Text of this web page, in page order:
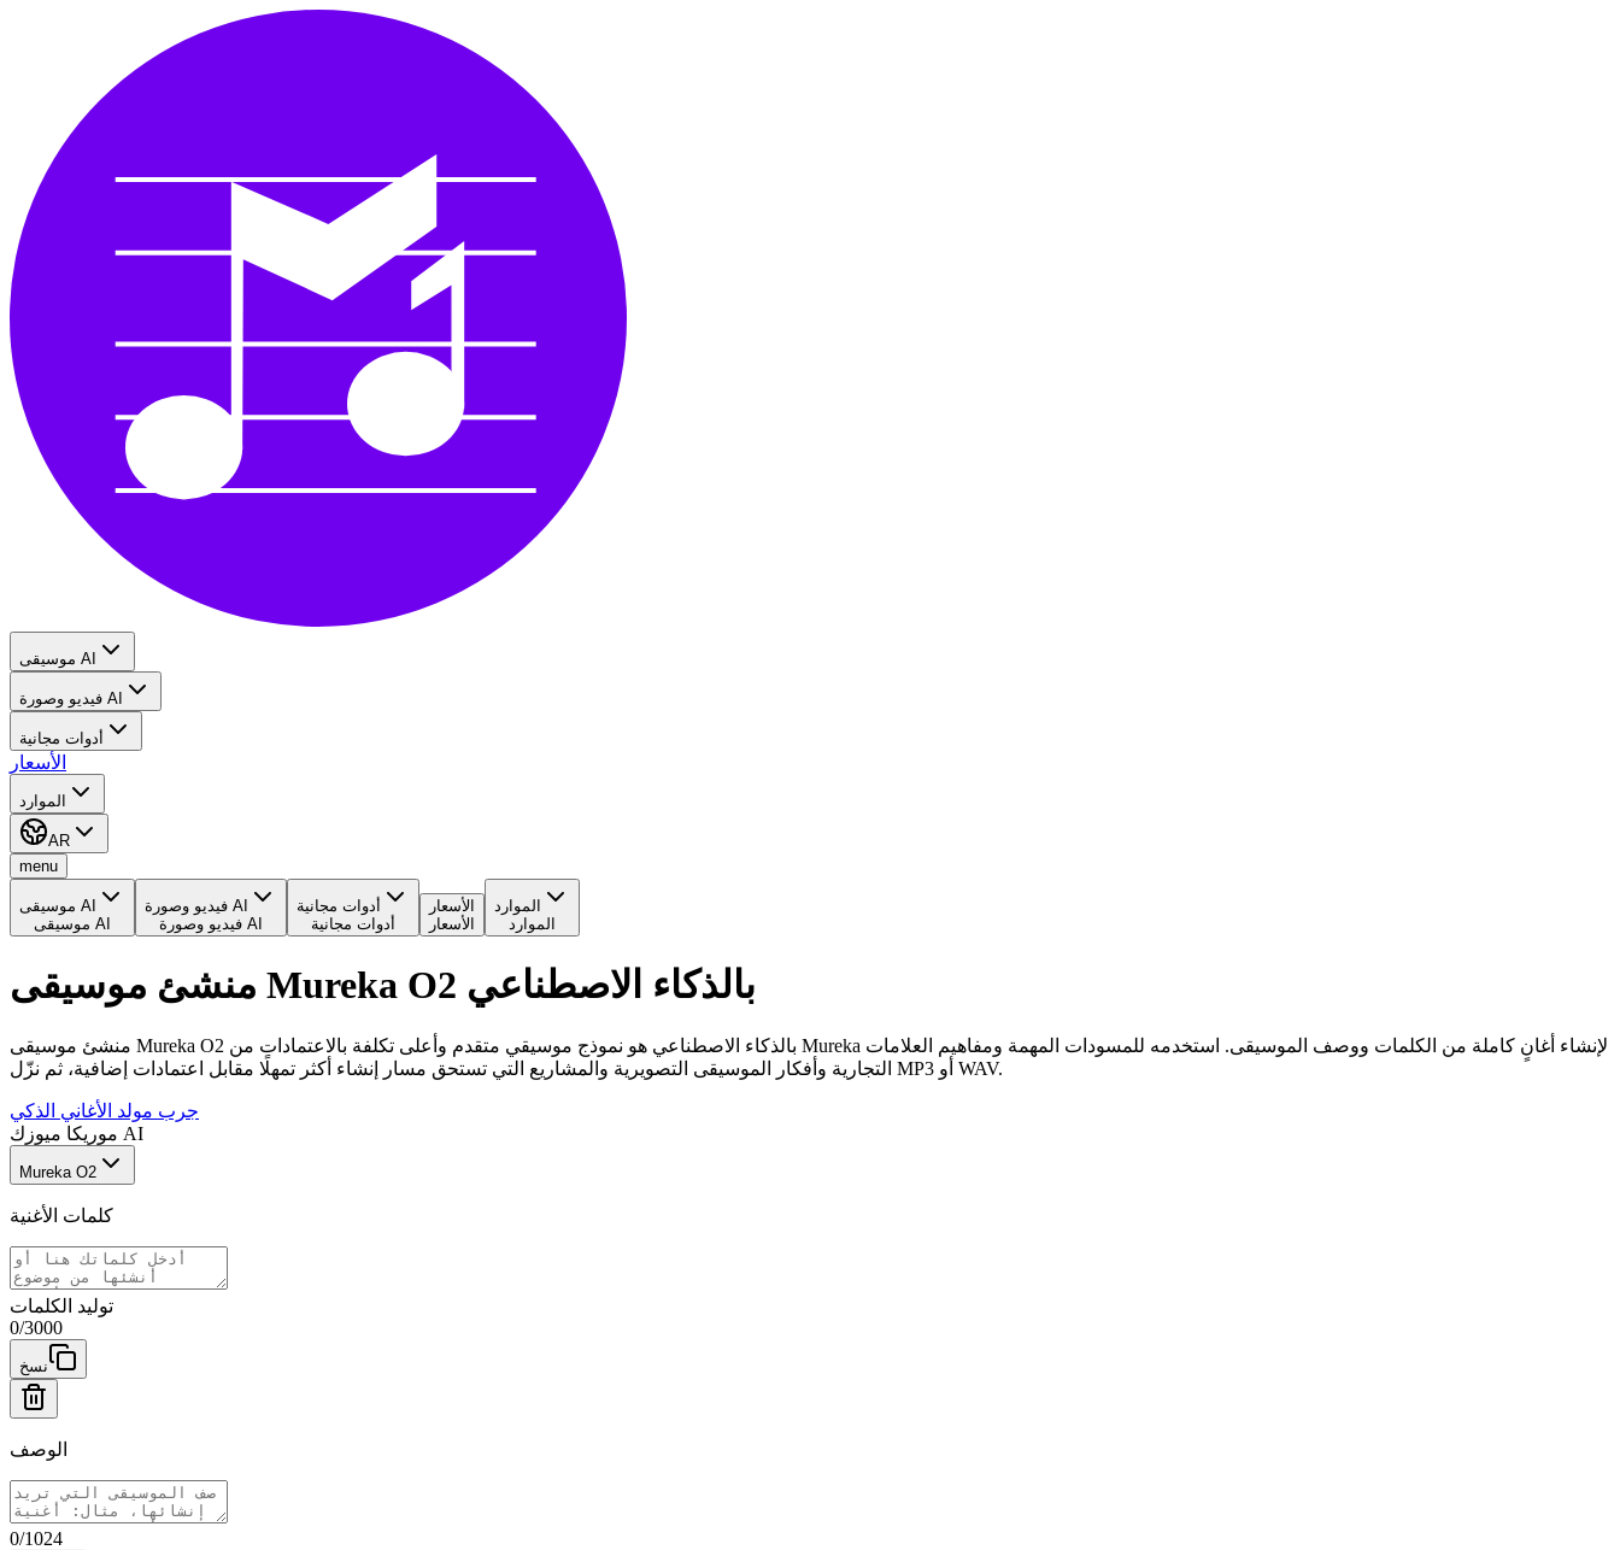
موسيقى AI
فيديو وصورة AI
أدوات مجانية
الأسعار
الموارد
AR
menu
موسيقى AI
موسيقى AI
فيديو وصورة AI
فيديو وصورة AI
أدوات مجانية
أدوات مجانية
الأسعار
الأسعار
الموارد
الموارد
منشئ موسيقى Mureka O2 بالذكاء الاصطناعي
منشئ موسيقى Mureka O2 بالذكاء الاصطناعي هو نموذج موسيقي متقدم وأعلى تكلفة بالاعتمادات من Mureka لإنشاء أغانٍ كاملة من الكلمات ووصف الموسيقى. استخدمه للمسودات المهمة ومفاهيم العلامات
التجارية وأفكار الموسيقى التصويرية والمشاريع التي تستحق مسار إنشاء أكثر تمهلًا مقابل اعتمادات إضافية، ثم نزّل MP3 أو WAV.
جرب مولد الأغاني الذكي
موريكا ميوزك AI
Mureka O2
كلمات الأغنية
توليد الكلمات
0/3000
نسخ
الوصف
0/1024